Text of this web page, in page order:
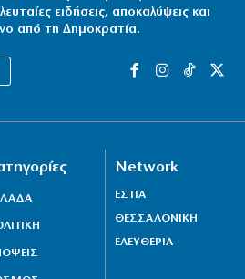
ειδήσεις, αποκαλύψεις και
από τη Δημοκρατία.
Network
ΕΣΤΙΑ
ΘΕΣΣΑΛΟΝΙΚΗ
ΕΛΕΥΘΕΡΙΑ